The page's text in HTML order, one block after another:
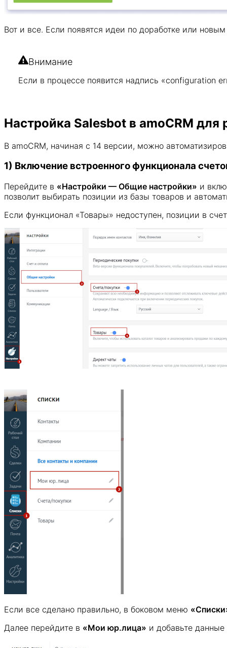
Вот и все. Если появятся идеи по доработке или
Внимание
Если в процессе появится надпись «configuration
Настройка Salesbot в amoCRM для
В amoCRM, начиная с 14 версии, можно
1) Включение встроенного функционала
Перейдите в «Настройки — Общие настройки» и
позволит выбирать позиции из базы товаров и
Если функционал «Товары» недоступен, позиции в
Если все сделано правильно, в боковом меню
Далее перейдите в «Мои юр.лица» и добавьте